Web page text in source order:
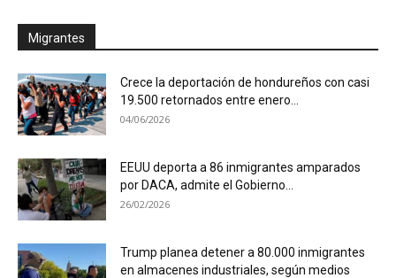
Migrantes
Crece la deportación de hondureños con casi
19.500 retornados entre enero...
04/06/2026
EEUU deporta a 86 inmigrantes amparados
por DACA, admite el Gobierno...
26/02/2026
Trump planea detener a 80.000 inmigrantes
en almacenes industriales, según medios